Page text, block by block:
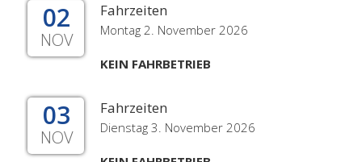
02
NOV
Fahrzeiten
Montag 2. November 2026
KEIN FAHRBETRIEB
03
NOV
Fahrzeiten
Dienstag 3. November 2026